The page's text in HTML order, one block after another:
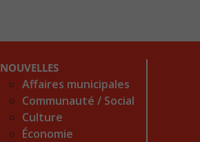
NOUVELLES
Affaires municipales
Communauté / Social
Culture
Économie